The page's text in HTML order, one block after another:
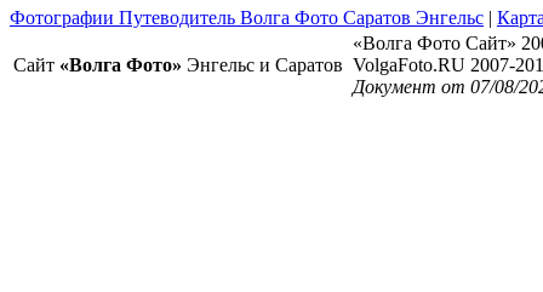
Фотографии Путеводитель Волга Фото Саратов Энгельс |
Сайт «Волга Фото» Энгельс и Саратов
«Волга Фото Сайт»
VolgaFoto.RU 2007-
Документ от 07/08/